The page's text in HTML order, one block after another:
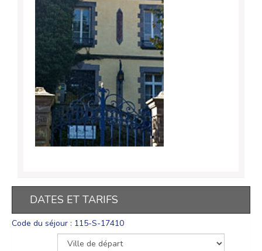
DATES ET TARIFS
Code du séjour : 115-S-17410